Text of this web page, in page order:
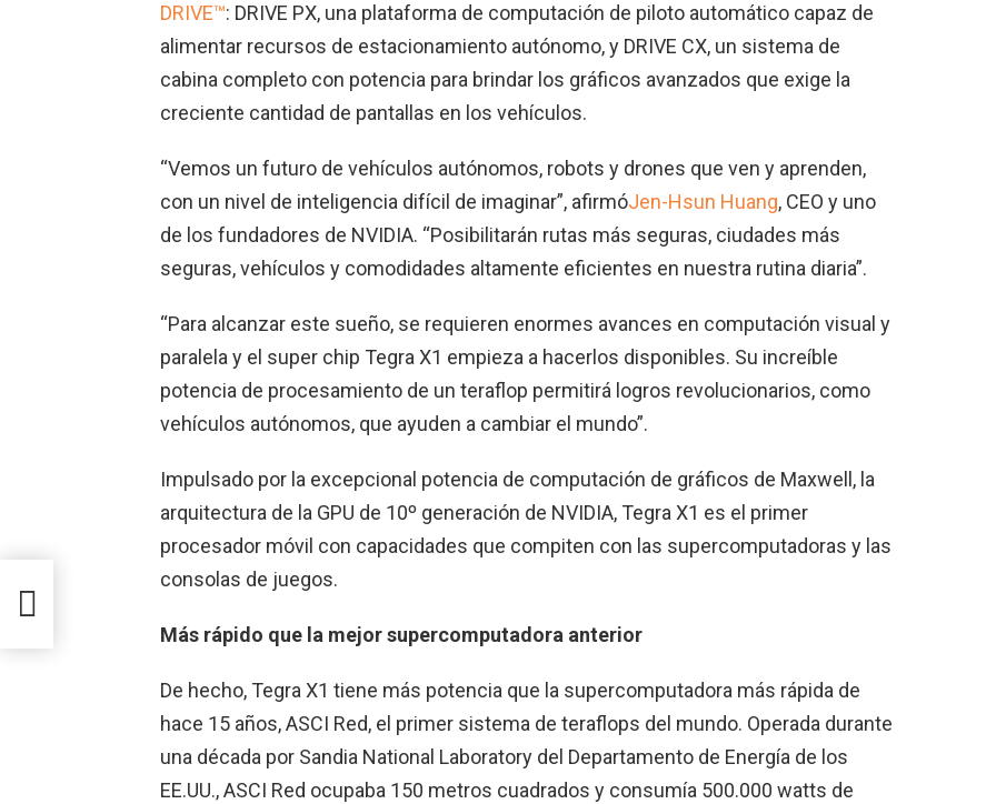
DRIVE™: DRIVE PX, una plataforma de computación de piloto automático capaz de
alimentar recursos de estacionamiento autónomo, y DRIVE CX, un sistema de
cabina completo con potencia para brindar los gráficos avanzados que exige la
creciente cantidad de pantallas en los vehículos.
“Vemos un futuro de vehículos autónomos, robots y drones que ven y aprenden,
con un nivel de inteligencia difícil de imaginar”, afirmóJen-Hsun Huang, CEO y uno
de los fundadores de NVIDIA. “Posibilitarán rutas más seguras, ciudades más
seguras, vehículos y comodidades altamente eficientes en nuestra rutina diaria”.
“Para alcanzar este sueño, se requieren enormes avances en computación visual y
paralela y el super chip Tegra X1 empieza a hacerlos disponibles. Su increíble
potencia de procesamiento de un teraflop permitirá logros revolucionarios, como
vehículos autónomos, que ayuden a cambiar el mundo”.
Impulsado por la excepcional potencia de computación de gráficos de Maxwell, la
arquitectura de la GPU de 10º generación de NVIDIA, Tegra X1 es el primer
procesador móvil con capacidades que compiten con las supercomputadoras y las
consolas de juegos.
Más rápido que la mejor supercomputadora anterior
De hecho, Tegra X1 tiene más potencia que la supercomputadora más rápida de
hace 15 años, ASCI Red, el primer sistema de teraflops del mundo. Operada durante
una década por Sandia National Laboratory del Departamento de Energía de los
EE.UU., ASCI Red ocupaba 150 metros cuadrados y consumía 500.000 watts de